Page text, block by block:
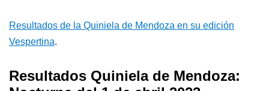
Resultados de la Quiniela de Mendoza en su edición
Vespertina.
Resultados Quiniela de Mendoza: